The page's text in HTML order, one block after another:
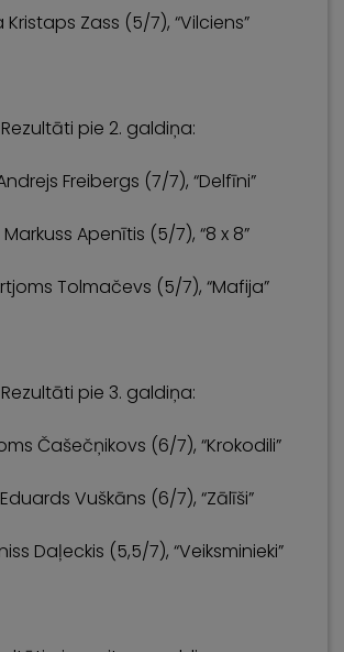
Kristaps Zass (5/7), “Vilciens”
Rezultāti pie 2. galdiņa:
Freibergs (7/7), “Delfīni”
Apenītis (5/7), “8 x 8”
Tolmačevs (5/7), “Mafija”
Rezultāti pie 3. galdiņa:
Čašečņikovs (6/7), “Krokodili”
Vuškāns (6/7), “Zālīši”
Daļeckis (5,5/7), “Veiksminieki”